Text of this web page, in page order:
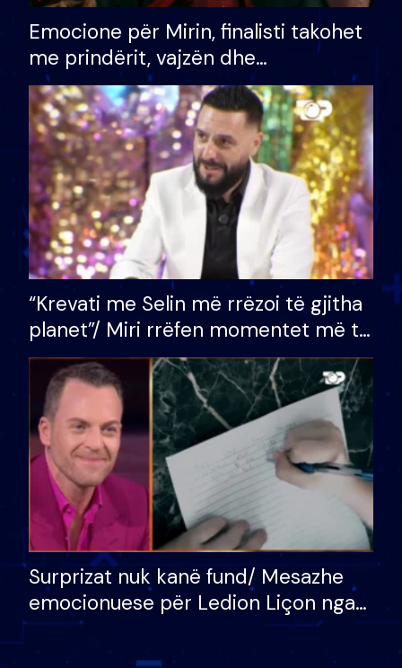
Emocione për Mirin, finalisti takohet
me prindërit, vajzën dhe
bashkëshorten: S’kemi ndonjë letër
divorci apo jo?
“Krevati me Selin më rrëzoi të gjitha
planet”/ Miri rrëfen momentet më të
bukura në shtëpinë e BB VIP: Do më
mungojë zilja e mëngjesit kur…
Surprizat nuk kanë fund/ Mesazhe
emocionuese për Ledion Liçon nga
nëna dhe fëmijët e tij, moderatori
nuk i mban dot lotët: Nuk meritoj…